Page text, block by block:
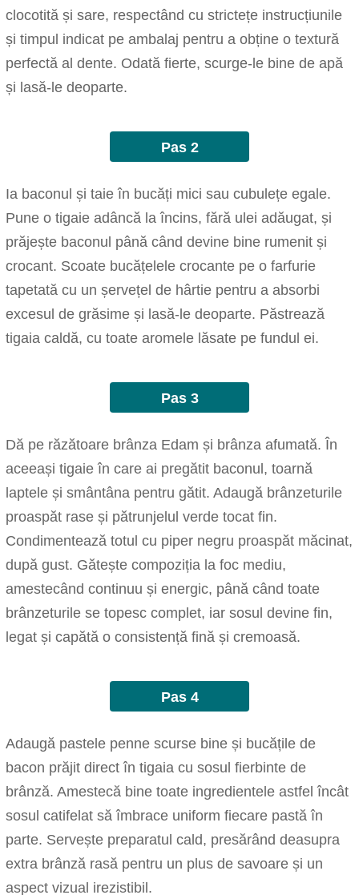
clocotită și sare, respectând cu strictețe instrucțiunile
și timpul indicat pe ambalaj pentru a obține o textură
perfectă al dente. Odată fierte, scurge-le bine de apă
și lasă-le deoparte.
Pas 2
Ia baconul și taie în bucăți mici sau cubulețe egale.
Pune o tigaie adâncă la încins, fără ulei adăugat, și
prăjește baconul până când devine bine rumenit și
crocant. Scoate bucățelele crocante pe o farfurie
tapetată cu un șervețel de hârtie pentru a absorbi
excesul de grăsime și lasă-le deoparte. Păstrează
tigaia caldă, cu toate aromele lăsate pe fundul ei.
Pas 3
Dă pe răzătoare brânza Edam și brânza afumată. În
aceeași tigaie în care ai pregătit baconul, toarnă
laptele și smântâna pentru gătit. Adaugă brânzeturile
proaspăt rase și pătrunjelul verde tocat fin.
Condimentează totul cu piper negru proaspăt măcinat,
după gust. Gătește compoziția la foc mediu,
amestecând continuu și energic, până când toate
brânzeturile se topesc complet, iar sosul devine fin,
legat și capătă o consistență fină și cremoasă.
Pas 4
Adaugă pastele penne scurse bine și bucățile de
bacon prăjit direct în tigaia cu sosul fierbinte de
brânză. Amestecă bine toate ingredientele astfel încât
sosul catifelat să îmbrace uniform fiecare pastă în
parte. Servește preparatul cald, presărând deasupra
extra brânză rasă pentru un plus de savoare și un
aspect vizual irezistibil.